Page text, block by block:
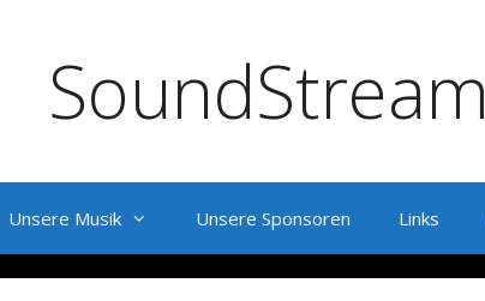
SoundStream
Unsere Musik Unsere Sponsoren Links